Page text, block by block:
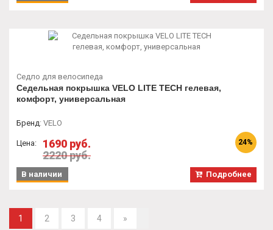
Седло для велосипеда
Седельная покрышка VELO LITE TECH гелевая,
комфорт, универсальная
Бренд: VELO
Цена:
1690 руб.
2220 руб.
24%
Подробнее
В наличии
1 2 3 4 »